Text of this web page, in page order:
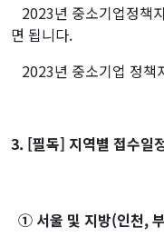
2023년 중소기업정책
면 됩니다.
2023년 중소기업 정책
3. [필독] 지역별 접수일
① 서울 및 지방(인천,